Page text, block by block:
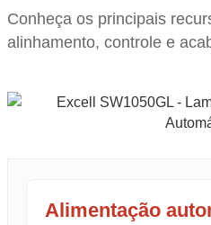
Conheça os principais
alinhamento, controle e
Alimentação